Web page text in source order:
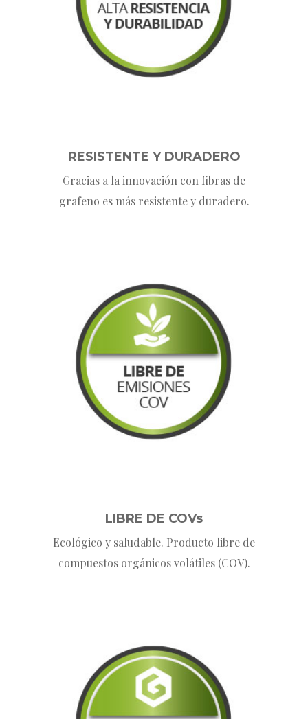
RESISTENTE Y DURADERO
Gracias a la innovación con fibras de
grafeno es más resistente y duradero.
LIBRE DE COVs
Ecológico y saludable. Producto libre de
compuestos orgánicos volátiles (COV).